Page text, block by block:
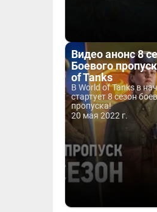
Видео анонс 8
Боевого
of Tanks
В World of Tanks в
стартует 8 сезон
пропуска!
20 мая 2022 г.